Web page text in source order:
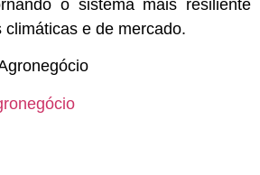
o sistema mais resiliente
e de mercado.